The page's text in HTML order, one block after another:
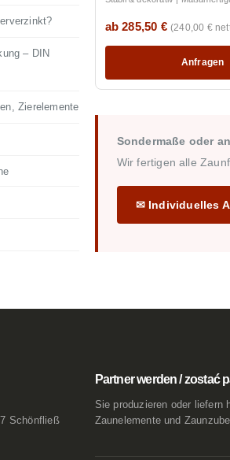
ab 285,50 € (240,00 €
Anfragen
Sondermaße oder
Wir fertigen alle
✉ Individuelles
– DIN
Zierelemente
Schönfließ
Partner werden / zostać
Sie produzieren oder liefern
Zaunelemente und